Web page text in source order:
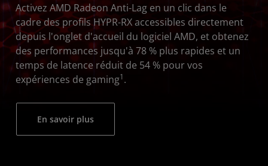
Activez AMD Radeon Anti-Lag en un clic dans le
cadre des profils HYPR-RX accessibles directement
depuis l'onglet d'accueil du logiciel AMD, et obtenez
des performances jusqu'à 78 % plus rapides et un
temps de latence réduit de 54 % pour vos
expériences de gaming1.
En savoir plus